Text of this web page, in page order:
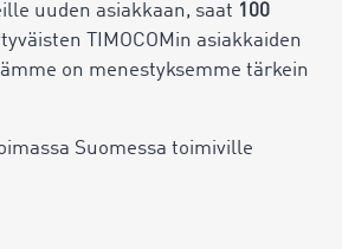
uuden asiakkaan, saat 100
TIMOCOMin asiakkaiden
on menestyksemme tärkein
Suomessa toimiville